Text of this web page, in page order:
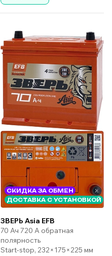
СКИДКА ЗА ОБМЕН
ДОСТАВКА С УСТАНОВКОЙ
ЗВЕРЬ Asia EFB
70 Ач 720 А обратная
полярность
Start-stop, 232×175×225 мм